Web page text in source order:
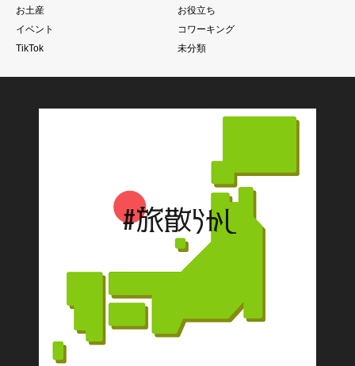
お土産
お役立ち
イベント
コワーキング
TikTok
未分類